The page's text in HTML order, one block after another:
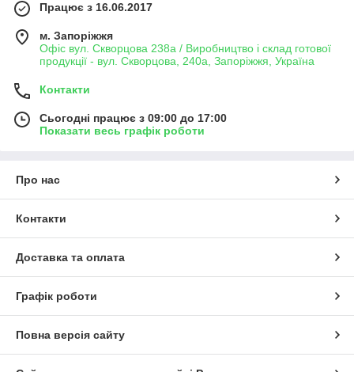
Працює з 16.06.2017
м. Запоріжжя
Офіс вул. Скворцова 238а / Виробництво і склад готової
продукції - вул. Скворцова, 240а, Запоріжжя, Україна
Контакти
Сьогодні працює з 09:00 до 17:00
Показати весь графік роботи
Про нас
Контакти
Доставка та оплата
Графік роботи
Повна версія сайту